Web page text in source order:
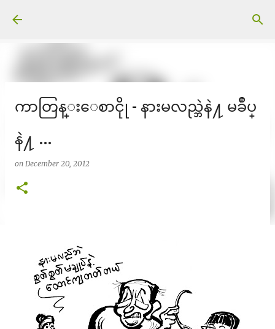
ကာတြန္းေစာငိုု - နားမလည္ဘဲနဲ႔ မခ်ဳပ္
နဲ႔ …
on December 20, 2012